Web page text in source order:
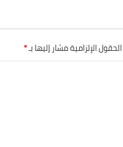
الحقول الإلزامية مشار إليها بـ*